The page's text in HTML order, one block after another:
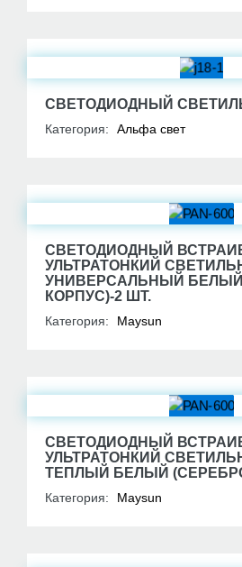
СВЕТОДИОДНЫЙ
Категория: Альфа свет
СВЕТОДИОДНЫЙ
УЛЬТРАТОНКИЙ
УНИВЕРСАЛЬНЫЙ
КОРПУС)-2 ШТ.
Категория: Maysun
СВЕТОДИОДНЫЙ
УЛЬТРАТОНКИЙ
ТЕПЛЫЙ БЕЛЫЙ
Категория: Maysun